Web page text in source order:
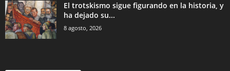
El trotskismo sigue figurando en la historia, y
ha dejado su...
8 agosto, 2026